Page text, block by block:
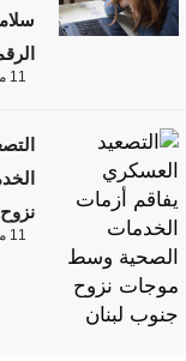
11 مارس 2026 - 13:44
11 مارس 2026 - 10:26